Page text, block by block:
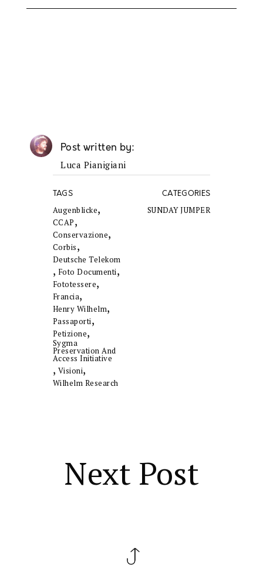
Post written by
Luca Pianigiani
TAGS
Augenblicke,
CCAP,
Conservazione,
Corbis,
Deutsche Telekom
, Foto Documenti,
Fototessere,
Francia,
Henry Wilhelm,
Passaporti,
Petizione,
Sygma
Preservation And
Access Initiative
, Visioni,
Wilhelm Research
CATEGORIES
SUNDAY JUMPER
Next Post